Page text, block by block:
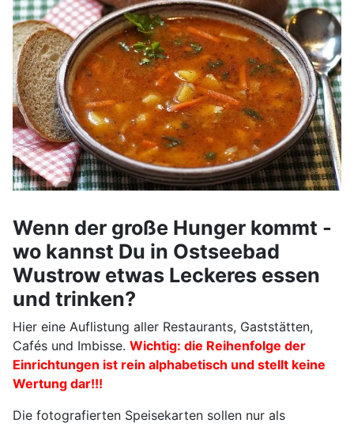
Wenn der große Hunger kommt -
wo kannst Du in Ostseebad
Wustrow etwas Leckeres essen
und trinken?
Hier eine Auflistung aller Restaurants, Gaststätten,
Cafés und Imbisse. Wichtig: die Reihenfolge der
Einrichtungen ist rein alphabetisch und stellt keine
Wertung dar!!!
Die fotografierten Speisekarten sollen nur als